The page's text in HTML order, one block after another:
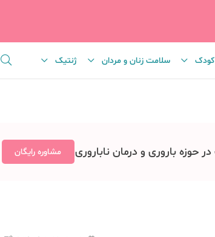
کودک سلامت زنان و مردان ژنتیک
حوزه باروری و درمان ناباروری مشاوره رایگان